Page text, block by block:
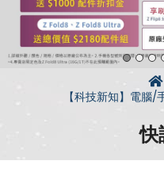
【科技新知】電腦/
快